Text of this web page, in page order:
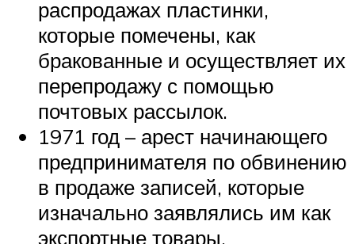
распродажах пластинки,
которые помечены, как
бракованные и осуществляет их
перепродажу с помощью
почтовых рассылок.
1971 год – арест начинающего
предпринимателя по обвинению
в продаже записей, которые
изначально заявлялись им как
экспортные товары.